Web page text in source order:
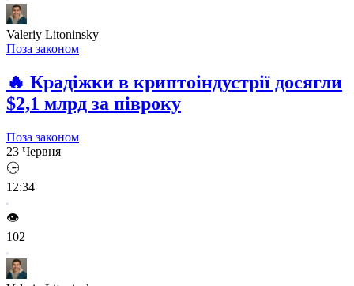
Valeriy Litoninsky
Поза законом
🔥 Крадіжки в криптоіндустрії досягли
$2,1 млрд за півроку
Поза законом
23 Червня
🕒
12:34
👁️
102